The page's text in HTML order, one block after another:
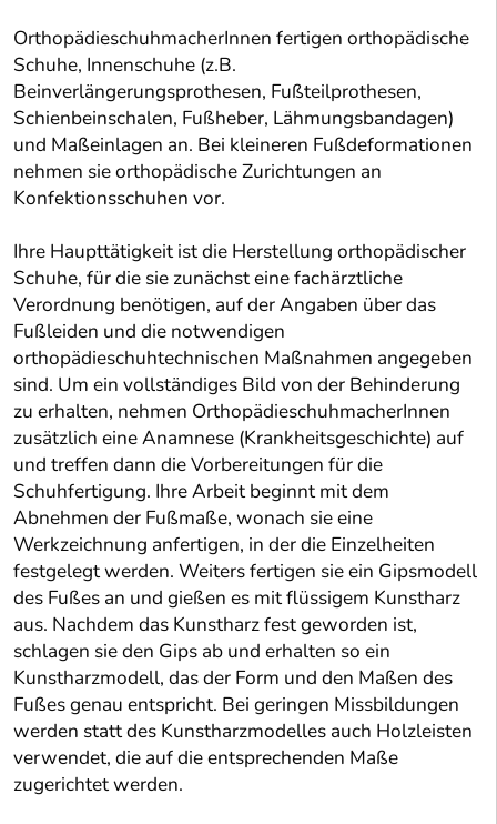
OrthopädieschuhmacherInnen fertigen orthopädische
Schuhe, Innenschuhe (z.B.
Beinverlängerungsprothesen, Fußteilprothesen,
Schienbeinschalen, Fußheber, Lähmungsbandagen)
und Maßeinlagen an. Bei kleineren Fußdeformationen
nehmen sie orthopädische Zurichtungen an
Konfektionsschuhen vor.
Ihre Haupttätigkeit ist die Herstellung orthopädischer
Schuhe, für die sie zunächst eine fachärztliche
Verordnung benötigen, auf der Angaben über das
Fußleiden und die notwendigen
orthopädieschuhtechnischen Maßnahmen angegeben
sind. Um ein vollständiges Bild von der Behinderung
zu erhalten, nehmen OrthopädieschuhmacherInnen
zusätzlich eine Anamnese (Krankheitsgeschichte) auf
und treffen dann die Vorbereitungen für die
Schuhfertigung. Ihre Arbeit beginnt mit dem
Abnehmen der Fußmaße, wonach sie eine
Werkzeichnung anfertigen, in der die Einzelheiten
festgelegt werden. Weiters fertigen sie ein Gipsmodell
des Fußes an und gießen es mit flüssigem Kunstharz
aus. Nachdem das Kunstharz fest geworden ist,
schlagen sie den Gips ab und erhalten so ein
Kunstharzmodell, das der Form und den Maßen des
Fußes genau entspricht. Bei geringen Missbildungen
werden statt des Kunstharzmodelles auch Holzleisten
verwendet, die auf die entsprechenden Maße
zugerichtet werden.